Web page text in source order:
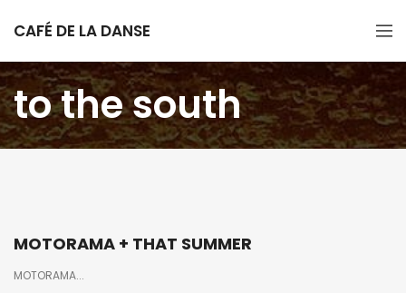
CAFÉ DE LA DANSE
to the south
MOTORAMA + THAT SUMMER
MOTORAMA...